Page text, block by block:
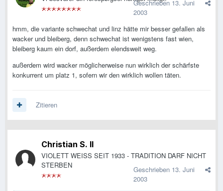
Geschrieben 13. Juni
2003
hmm, die variante schwechat und linz hätte mir besser gefallen als
wacker und bleiberg, denn schwechat ist wenigstens fast wien,
bleiberg kaum ein dorf, außerdem elendsweit weg.
außerdem wird wacker möglicherweise nun wirklich der schärfste
konkurrent um platz 1, sofern wir den wirklich wollen täten.
Zitieren
Christian S. II
VIOLETT WEISS SEIT 1933 - TRADITION DARF NICHT
STERBEN
Geschrieben 13. Juni
2003